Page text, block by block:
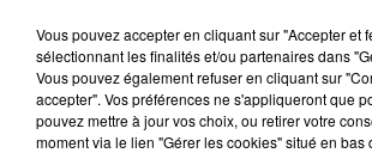
Vous pouvez accepter en cliquant sur "Accepter et
sélectionnant les finalités et/ou partenaires dans
Vous pouvez également refuser en cliquant sur
accepter". Vos préférences ne s'appliqueront que
pouvez mettre à jour vos choix, ou retirer votre
moment via le lien "Gérer les cookies" situé en bas